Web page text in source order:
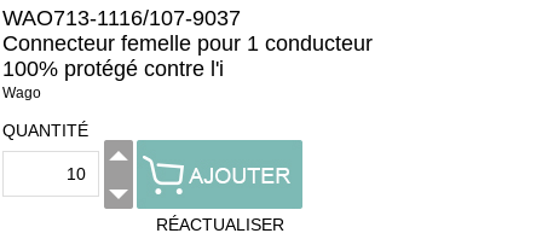
WAO713-1116/107-9037
Connecteur femelle pour 1 conducteur
100% protégé contre l'i
Wago
QUANTITÉ
RÉACTUALISER